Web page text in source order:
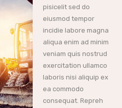
pisicelit sed do
eiusmod tempor
incidie labore magna
aliqua enim ad minim
veniam quis nostrud
exercitation ullamco
laboris nisi aliquip ex
ea commodo
consequat. Repreh